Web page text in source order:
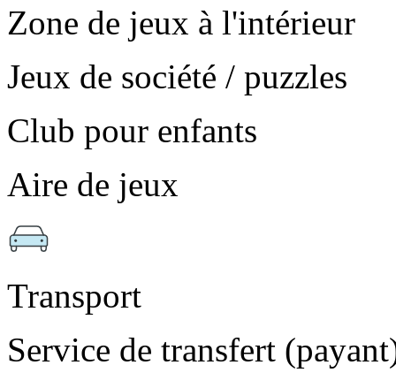
Zone de jeux à l'intérieur
Jeux de société / puzzles
Club pour enfants
Aire de jeux
Transport
Service de transfert